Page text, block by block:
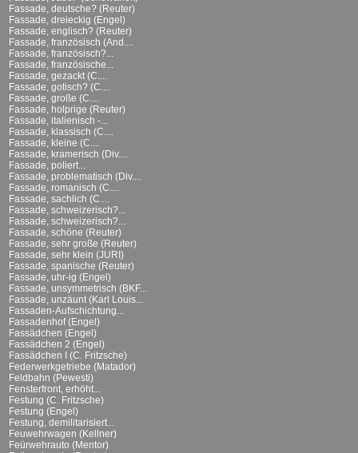
Fassade, deutsche? (Reuter)
Fassade, dreieckig (Engel)
Fassade, englisch? (Reuter)
Fassade, französisch (And....
Fassade, französisch?...
Fassade, französische...
Fassade, gezackt (C....
Fassade, gotisch? (C....
Fassade, große (C....
Fassade, holprige (Reuter)
Fassade, italienisch -...
Fassade, klassisch (C....
Fassade, kleine (C....
Fassade, kramerisch (Div....
Fassade, poliert...
Fassade, problematisch (Div....
Fassade, romanisch (C....
Fassade, sachlich (C....
Fassade, schweizerisch?...
Fassade, schweizerisch?...
Fassade, schöne (Reuter)
Fassade, sehr große (Reuter)
Fassade, sehr klein (JURI)
Fassade, spanische (Reuter)
Fassade, uhr-ig (Engel)
Fassade, unsymmetrisch (BKF...
Fassade, unzäunt (Karl Louis...
Fassaden-Aufschichtung...
Fassadenhof (Engel)
Fassädchen (Engel)
Fassädchen 2 (Engel)
Fassädchen I (C. Fritzsche)
Federwerkgetriebe (Matador)
Feldbahn (Pewesti)
Fensterfront, erhöht...
Festung (C. Fritzsche)
Festung (Engel)
Festung, demilitarisiert...
Feuwehrwagen (Kellner)
Feürwehrauto (Mentor)